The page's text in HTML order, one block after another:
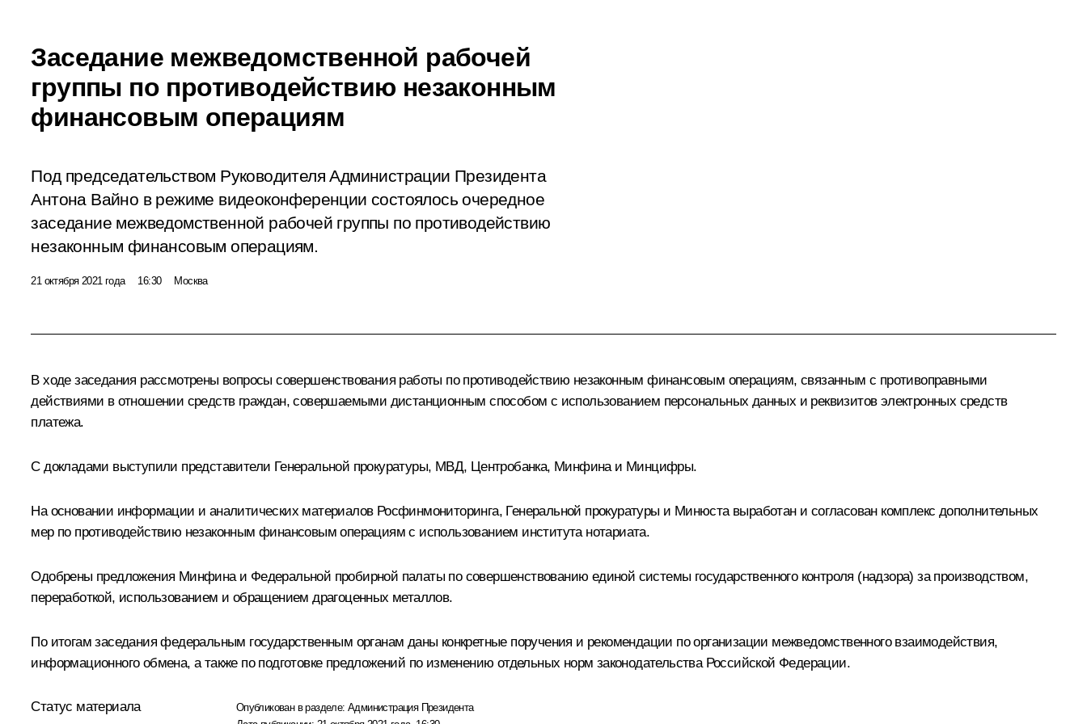
Заседание межведомственной рабочей
группы по противодействию незаконным
финансовым операциям
Под председательством Руководителя Администрации Президента
Антона Вайно в режиме видеоконференции состоялось очередное
заседание межведомственной рабочей группы по противодействию
незаконным финансовым операциям.
21 октября 2021 года 16:30 Москва
В ходе заседания рассмотрены вопросы совершенствования работы по противодействию незаконным финансовым операциям, связанным с противоправными
действиями в отношении средств граждан, совершаемыми дистанционным способом с использованием персональных данных и реквизитов электронных средств
платежа.
С докладами выступили представители Генеральной прокуратуры, МВД, Центробанка, Минфина и Минцифры.
На основании информации и аналитических материалов Росфинмониторинга, Генеральной прокуратуры и Минюста выработан и согласован комплекс дополнительных
мер по противодействию незаконным финансовым операциям с использованием института нотариата.
Одобрены предложения Минфина и Федеральной пробирной палаты по совершенствованию единой системы государственного контроля (надзора) за производством,
переработкой, использованием и обращением драгоценных металлов.
По итогам заседания федеральным государственным органам даны конкретные поручения и рекомендации по организации межведомственного взаимодействия,
информационного обмена, а также по подготовке предложений по изменению отдельных норм законодательства Российской Федерации.
Статус материала Опубликован в разделе:Администрация Президента